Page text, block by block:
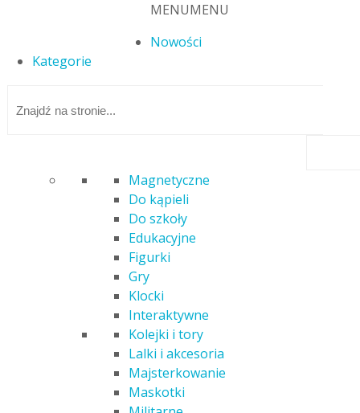
MENUMENU
Nowości
Kategorie
Magnetyczne
Do kąpieli
Do szkoły
Edukacyjne
Figurki
Gry
Klocki
Interaktywne
Kolejki i tory
Lalki i akcesoria
Majsterkowanie
Maskotki
Puzzle
/ PUZZLE 4X250 EL. SPONGEBOB SZALONY
ŚWIAT SPONGEBOBA 13342